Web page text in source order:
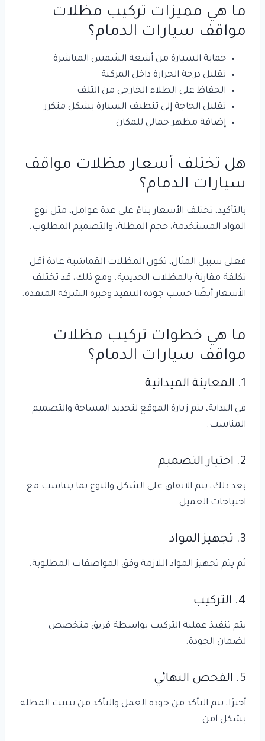
ما هي مميزات تركيب مظلات
مواقف سيارات الدمام؟
حماية السيارة من أشعة الشمس المباشرة
تقليل درجة الحرارة داخل المركبة
الحفاظ على الطلاء الخارجي من التلف
تقليل الحاجة إلى تنظيف السيارة بشكل متكرر
إضافة مظهر جمالي للمكان
هل تختلف أسعار مظلات مواقف
سيارات الدمام؟
بالتأكيد، تختلف الأسعار بناءً على عدة عوامل، مثل نوع
المواد المستخدمة، حجم المظلة، والتصميم المطلوب.
فعلى سبيل المثال، تكون المظلات القماشية عادة أقل
تكلفة مقارنة بالمظلات الحديدية. ومع ذلك، قد تختلف
الأسعار أيضًا حسب جودة التنفيذ وخبرة الشركة المنفذة.
ما هي خطوات تركيب مظلات
مواقف سيارات الدمام؟
1. المعاينة الميدانية
في البداية، يتم زيارة الموقع لتحديد المساحة والتصميم
المناسب.
2. اختيار التصميم
بعد ذلك، يتم الاتفاق على الشكل والنوع بما يتناسب مع
احتياجات العميل.
3. تجهيز المواد
ثم يتم تجهيز المواد اللازمة وفق المواصفات المطلوبة.
4. التركيب
يتم تنفيذ عملية التركيب بواسطة فريق متخصص
لضمان الجودة.
5. الفحص النهائي
أخيرًا، يتم التأكد من جودة العمل والتأكد من تثبيت المظلة
بشكل آمن.